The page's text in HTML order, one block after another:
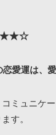
恋愛運は、
ミュニケ
す。